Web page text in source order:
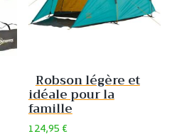
Robson légère et
idéale pour la
famille
124,95€